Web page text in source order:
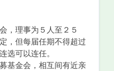
，理事为５人至２５
，但每届任期不得超过
选可以连任。
募基金会，相互间有近亲